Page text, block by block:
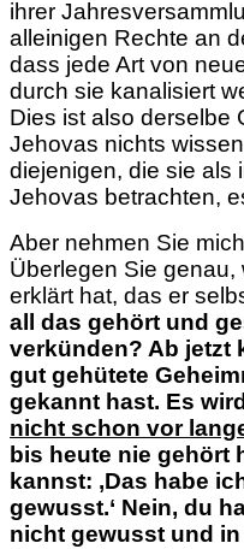
ihrer
alleinigen Rechte an
dass jede Art von
durch sie kanalisiert
Dies ist also derselbe
Jehovas nichts
diejenigen, die sie als
Jehovas betrachten,
Aber nehmen Sie
Überlegen Sie
erklärt hat, das er
all das gehört und
verkünden? Ab jetzt
gut gehütete
gekannt hast. Es
nicht schon vor
bis heute nie gehört
kannst: ‚Das habe
gewusst.‘ Nein, du
nicht gewusst und